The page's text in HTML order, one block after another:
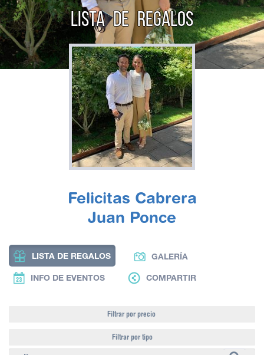
LISTA DE REGALOS
Felicitas Cabrera
Juan Ponce
LISTA DE REGALOS GALERÍA
INFO DE EVENTOS COMPARTIR
Filtrar por precio
Filtrar por tipo